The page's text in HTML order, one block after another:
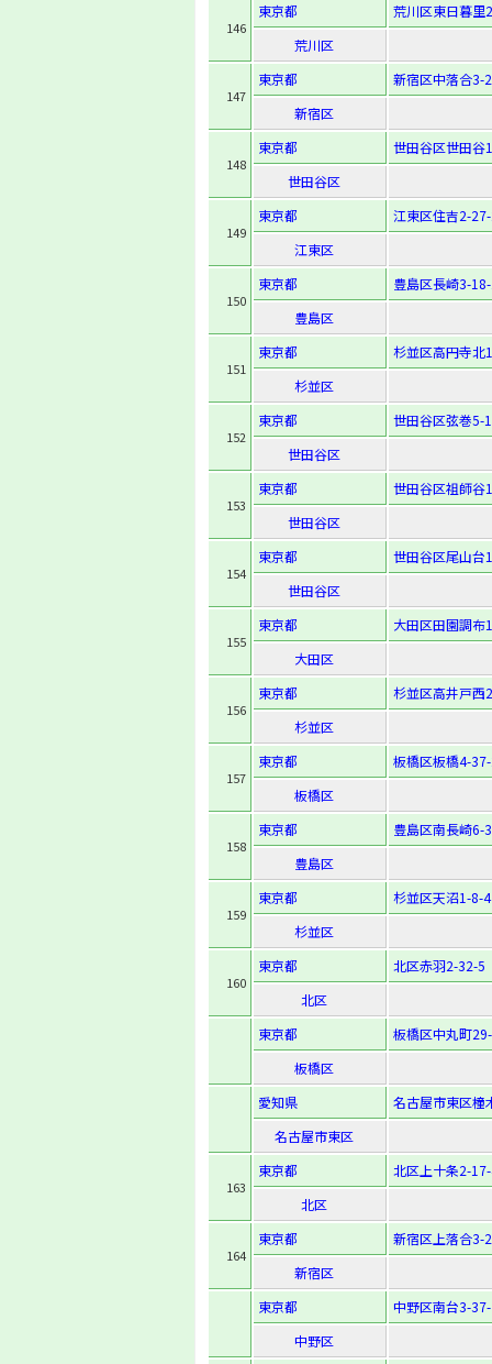
146
東京都
荒川区東日暮里
荒川区
147
東京都
新宿区中落合3-
新宿区
148
東京都
世田谷区世田谷
世田谷区
149
東京都
江東区住吉2-
江東区
150
東京都
豊島区長崎3-
豊島区
151
東京都
杉並区高円寺北
杉並区
152
東京都
世田谷区弦巻5-
世田谷区
153
東京都
世田谷区祖師谷
世田谷区
154
東京都
世田谷区尾山台
世田谷区
155
東京都
大田区田園調布
大田区
156
東京都
杉並区高井戸西
杉並区
157
東京都
板橋区板橋4-
板橋区
158
東京都
豊島区南長崎6-
豊島区
159
東京都
杉並区天沼1-8-4
杉並区
160
東京都
北区赤羽2-32-5
北区
東京都
板橋区中丸町
板橋区
愛知県
名古屋市東区橦
名古屋市東区
163
東京都
北区上十条2-
北区
164
東京都
新宿区上落合3-
新宿区
東京都
中野区南台3-
中野区